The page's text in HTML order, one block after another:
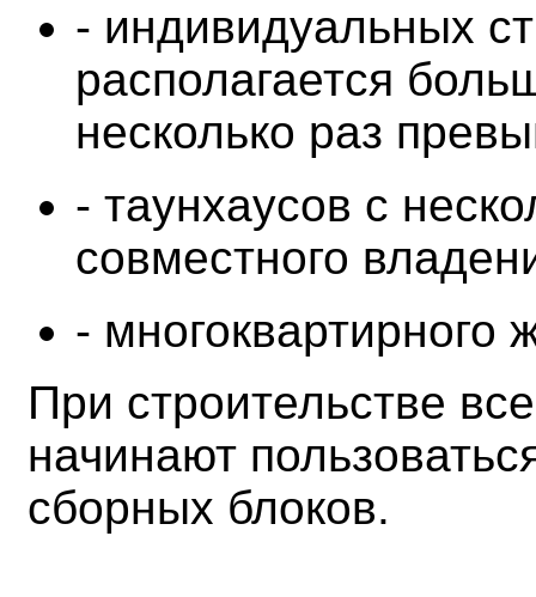
- индивидуальных
располагается
несколько раз
- таунхаусов с
совместного
- многоквартирного
При строительстве
начинают
сборных блоков.